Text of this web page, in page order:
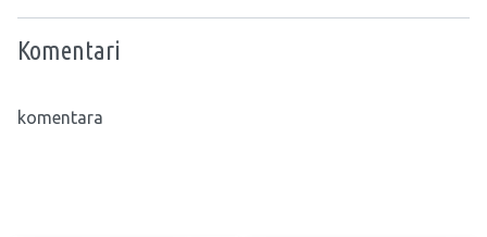
Komentari
komentara